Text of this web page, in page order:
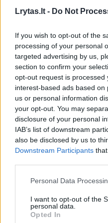
Lrytas.lt - Do Not
If you wish to opt-out of the
processing of your personal
targeted advertising by us,
section to confirm your
opt-out request is processed
interest-based ads based
us or personal information
your opt-out. You may
disclosure of your personal
IAB’s list of downstream
also be disclosed by us to
Downstream Participants
Personal Data
I want to opt-out of the
personal data.
Opted In
skurdą bei atskirtį.
Močiutei Verutei iš
pakalbinta ji
Sriuba čia gi
dviese, geriau buvo.“
palaidotą mylimą
negalią, nesikėlė iš
slaugė 50 metų.
dviese. Ir maltiečiai
namus atkeliauja jau
buvo gyva, veždavo
abiem užtektų.
kaip duonos